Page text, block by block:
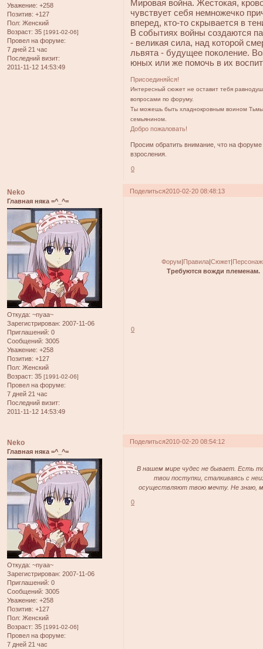
Уважение: +258
Позитив: +127
Пол: Женский
Возраст: 35 [1991-02-06]
Провел на форуме:
7 дней 21 час
Последний визит:
2011-11-12 14:53:49
Мировая война. Жестокая,
чувствует себя немножечко
вперед, кто-то скрывается в
В событиях войны создаются
- великая сила, над которой
львята - будущее поколение.
юных или же помочь в их
Присоединяйся!
Интересный сюжет не оставит тебя
вопросами по форуму.
Ты можешь быть хладнокровным воином
семьянином.
Добро пожаловать!
Просим обратить внимание, что на
взросления.
0
Поделиться2010-02-20 08:48:13
Neko
Главная няка =^_^=
Откуда: ~nyaa~
Зарегистрирован: 2007-11-06
Приглашений: 0
Сообщений: 3005
Уважение: +258
Позитив: +127
Пол: Женский
Возраст: 35 [1991-02-06]
Провел на форуме:
7 дней 21 час
Последний визит:
2011-11-12 14:53:49
Форум|Правила|Сюжет|
Требуются вожди племенам.
0
Поделиться2010-02-20 08:54:12
Neko
Главная няка =^_^=
Откуда: ~nyaa~
Зарегистрирован: 2007-11-06
Приглашений: 0
Сообщений: 3005
Уважение: +258
Позитив: +127
Пол: Женский
Возраст: 35 [1991-02-06]
Провел на форуме:
7 дней 21 час
В нашем мире чудес не бывает. Есть
твои поступки, сталкиваясь с
осуществляют твою мечту. Не знаю,
0